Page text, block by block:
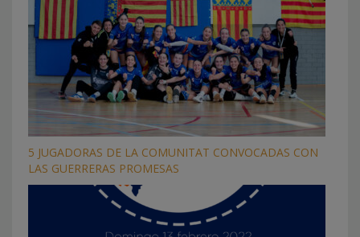
5 JUGADORAS DE LA COMUNITAT CONVOCADAS CON
LAS GUERRERAS PROMESAS